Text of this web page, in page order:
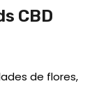
CBD
de flores,